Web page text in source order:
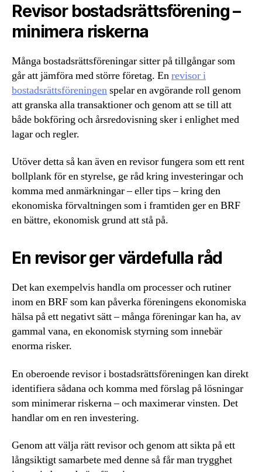
Revisor bostadsrättsförening –
minimera riskerna
Många bostadsrättsföreningar sitter på tillgångar som
går att jämföra med större företag. Enrevisor i
bostadsrättsföreningenspelar en avgörande roll genom
att granska alla transaktioner och genom att se till att
både bokföring och årsredovisning sker i enlighet med
lagar och regler.
Utöver detta så kan även en revisor fungera som ett rent
bollplank för en styrelse, ge råd kring investeringar och
komma med anmärkningar – eller tips – kring den
ekonomiska förvaltningen som i framtiden ger en BRF
en bättre, ekonomisk grund att stå på.
En revisor ger värdefulla råd
Det kan exempelvis handla om processer och rutiner
inom en BRF som kan påverka föreningens ekonomiska
hälsa på ett negativt sätt – många föreningar kan ha, av
gammal vana, en ekonomisk styrning som innebär
enorma risker.
En oberoende revisor i bostadsrättsföreningen kan direkt
identifiera sådana och komma med förslag på lösningar
som minimerar riskerna – och maximerar vinsten. Det
handlar om en ren investering.
Genom att välja rätt revisor och genom att sikta på ett
långsiktigt samarbete med denne så får man trygghet